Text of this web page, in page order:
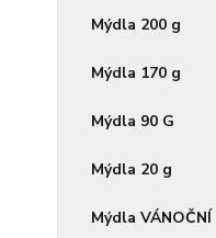
Mýdla 200 g
Mýdla 170 g
Mýdla 90 G
Mýdla 20 g
Mýdla VÁNOČNÍ